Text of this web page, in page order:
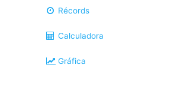
Récords
Calculadora
Gráfica